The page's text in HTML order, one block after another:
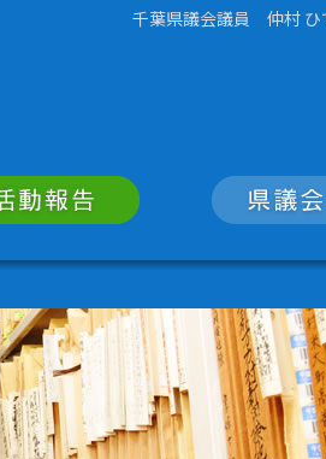
千葉県議会議員 仲村 ひ